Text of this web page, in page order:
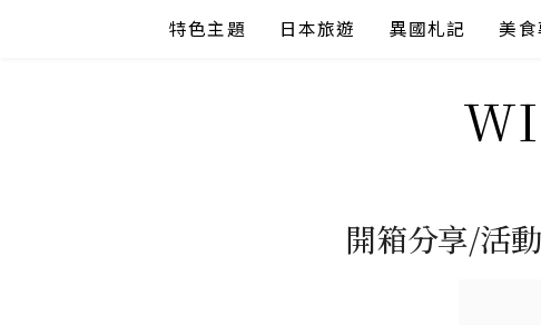
特色主題 日本旅遊 異國札記 美
開箱分享/活